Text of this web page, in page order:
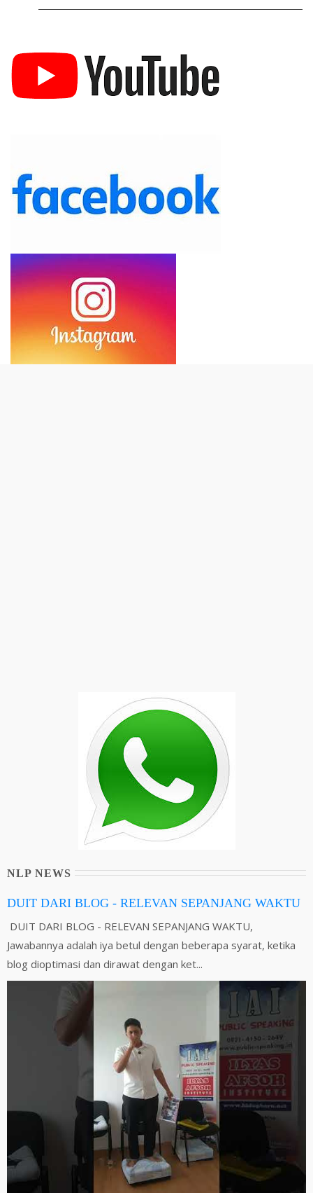
NLP NEWS
DUIT DARI BLOG - RELEVAN SEPANJANG WAKTU
DUIT DARI BLOG - RELEVAN SEPANJANG WAKTU,
Jawabannya adalah iya betul dengan beberapa syarat, ketika
blog dioptimasi dan dirawat dengan ket...